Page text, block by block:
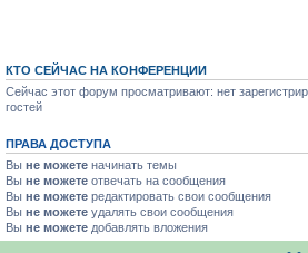
КТО СЕЙЧАС НА КОНФЕРЕНЦИИ
Сейчас этот форум просматривают: нет
гостей
ПРАВА ДОСТУПА
Вы не можете начинать темы
Вы не можете отвечать на сообщения
Вы не можете редактировать свои сообщения
Вы не можете удалять свои сообщения
Вы не можете добавлять вложения